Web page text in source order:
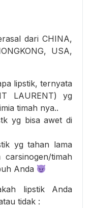
dari CHINA,
USA,
lipstik, ternyata
LAURENT) yg
timah nya..
yg bisa awet di
yg tahan lama
timah
Anda
lipstik Anda
tidak :